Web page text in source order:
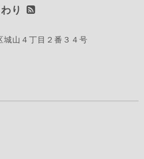
り
城山４丁目２番３４号